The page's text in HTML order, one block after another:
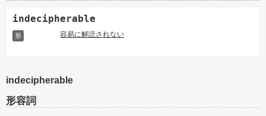
indecipherable
形 容易に解読されない
indecipherable
形容詞